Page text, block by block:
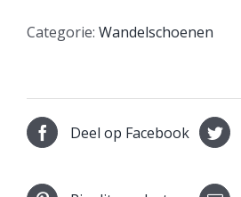
Categorie: Wandelschoenen
Deel op Facebook